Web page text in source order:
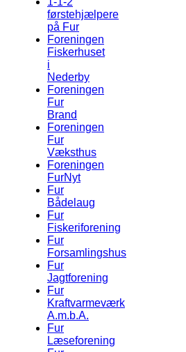
førstehjælpere
på Fur
Foreningen
Fiskerhuset
i
Nederby
Foreningen
Fur
Brand
Foreningen
Fur
Væksthus
Foreningen
FurNyt
Fur
Bådelaug
Fur
Fiskeriforening
Fur
Forsamlingshus
Fur
Jagtforening
Fur
Kraftvarmeværk
A.m.b.A.
Fur
Læseforening